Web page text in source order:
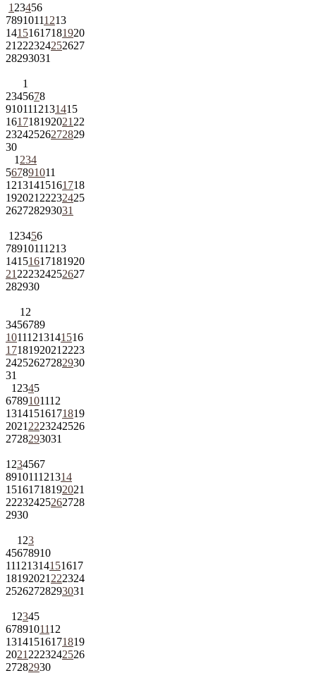
1 23456
78910111213
14151617181920
21 222324252627
28293031
1
2345678
9101112131415
161718192021 22
23242526272829
30
1 234
567891011
12131415161718
192021 22232425
262728293031
1 23456
78910111213
14151617181920
21 222324252627
282930
1 2
3456789
10111213141516
1718192021 2223
24252627282930
31
1 2345
6789101112
13141516171819
2021 2223242526
2728293031
1 234567
891011121314
15161718192021
22232425262728
2930
1 23
45678910
11121314151617
18192021 222324
25262728293031
1 2345
6789101112
13141516171819
2021 2223242526
27282930